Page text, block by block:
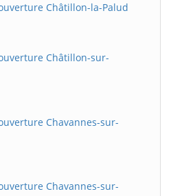
Châtillon-la-Palud
Châtillon-sur-
Chavannes-sur-
Chavannes-sur-